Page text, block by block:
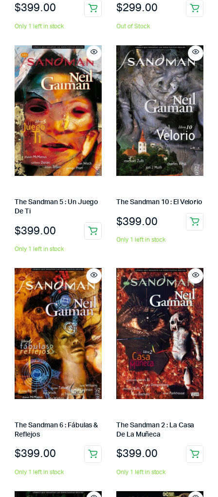
$399.00
Only 1 left in stock
$299.00
Out of Stock
The Sandman 5 : Un Juego
De Ti
$399.00
Only 1 left in stock
The Sandman 10 : El Velorio
$399.00
Only 1 left in stock
The Sandman 6 : Fábulas &
Reflejos
$399.00
Only 1 left in stock
The Sandman 2 : La Casa
De La Muñeca
$399.00
Only 1 left in stock